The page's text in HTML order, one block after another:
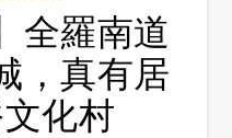
全羅南道
，真有居
化村